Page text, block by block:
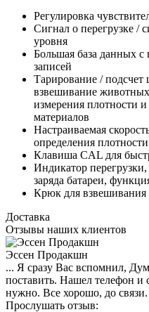
Регулировка
Сигнал о перегрузке /
уровня
Большая база данных
записей
Тарирование /
взвешивание
измерения плотности
материалов
Настраиваемая
определения плотности
Клавиша CAL для
Индикатор
заряда батареи,
Крюк для взвешивания
Доставка
Отзывы наших клиентов
Эссен Продакшн
... Я сразу Вас вспомнил,
поставить. Нашел телефон и
нужно. Все хорошо, до связи.
Прослушать отзыв: